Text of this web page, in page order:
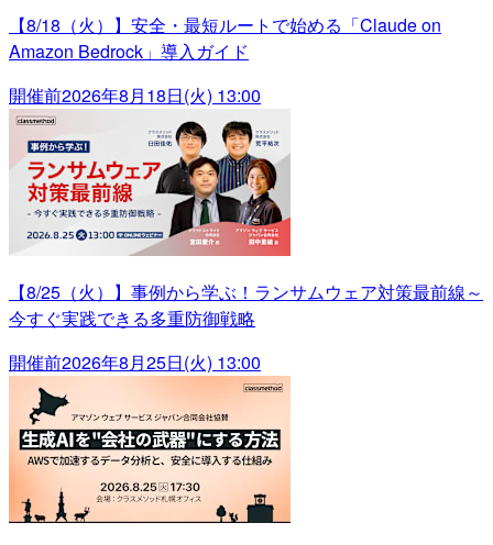
【8/18（火）】安全・最短ルートで始める「Claude on
Amazon Bedrock」導入ガイド
開催前2026年8月18日(火) 13:00
【8/25（火）】事例から学ぶ！ランサムウェア対策最前線～
今すぐ実践できる多重防御戦略
開催前2026年8月25日(火) 13:00